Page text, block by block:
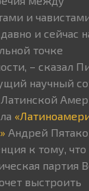
и
и сейчас
точке
– сказал
научный
Латинской
Андрей
к тому, что
партия
выстроить